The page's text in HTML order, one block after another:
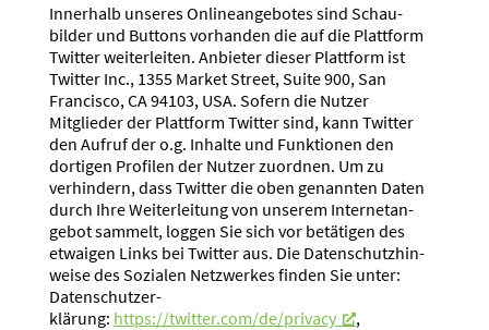
Innerhalb unseres Online­an­ge­botes sind Schau­
bilder und Buttons vorhanden die auf die Plattform
Twitter weiter­leiten. Anbieter dieser Plattform ist
Twitter Inc., 1355 Market Street, Suite 900, San
Francisco, CA 94103, USA. Sofern die Nutzer
Mitglieder der Plattform Twitter sind, kann Twitter
den Aufruf der o.g. Inhalte und Funktionen den
dortigen Profilen der Nutzer zuordnen. Um zu
verhindern, dass Twitter die oben genannten Daten
durch Ihre Weiter­leitung von unserem Inter­net­an­
gebot sammelt, loggen Sie sich vor betätigen des
etwaigen Links bei Twitter aus. Die Daten­schutz­hin­
weise des Sozialen Netzwerkes finden Sie unter:
Daten­schutz­er­
klärung: https://twitter.com/de/privacy
,